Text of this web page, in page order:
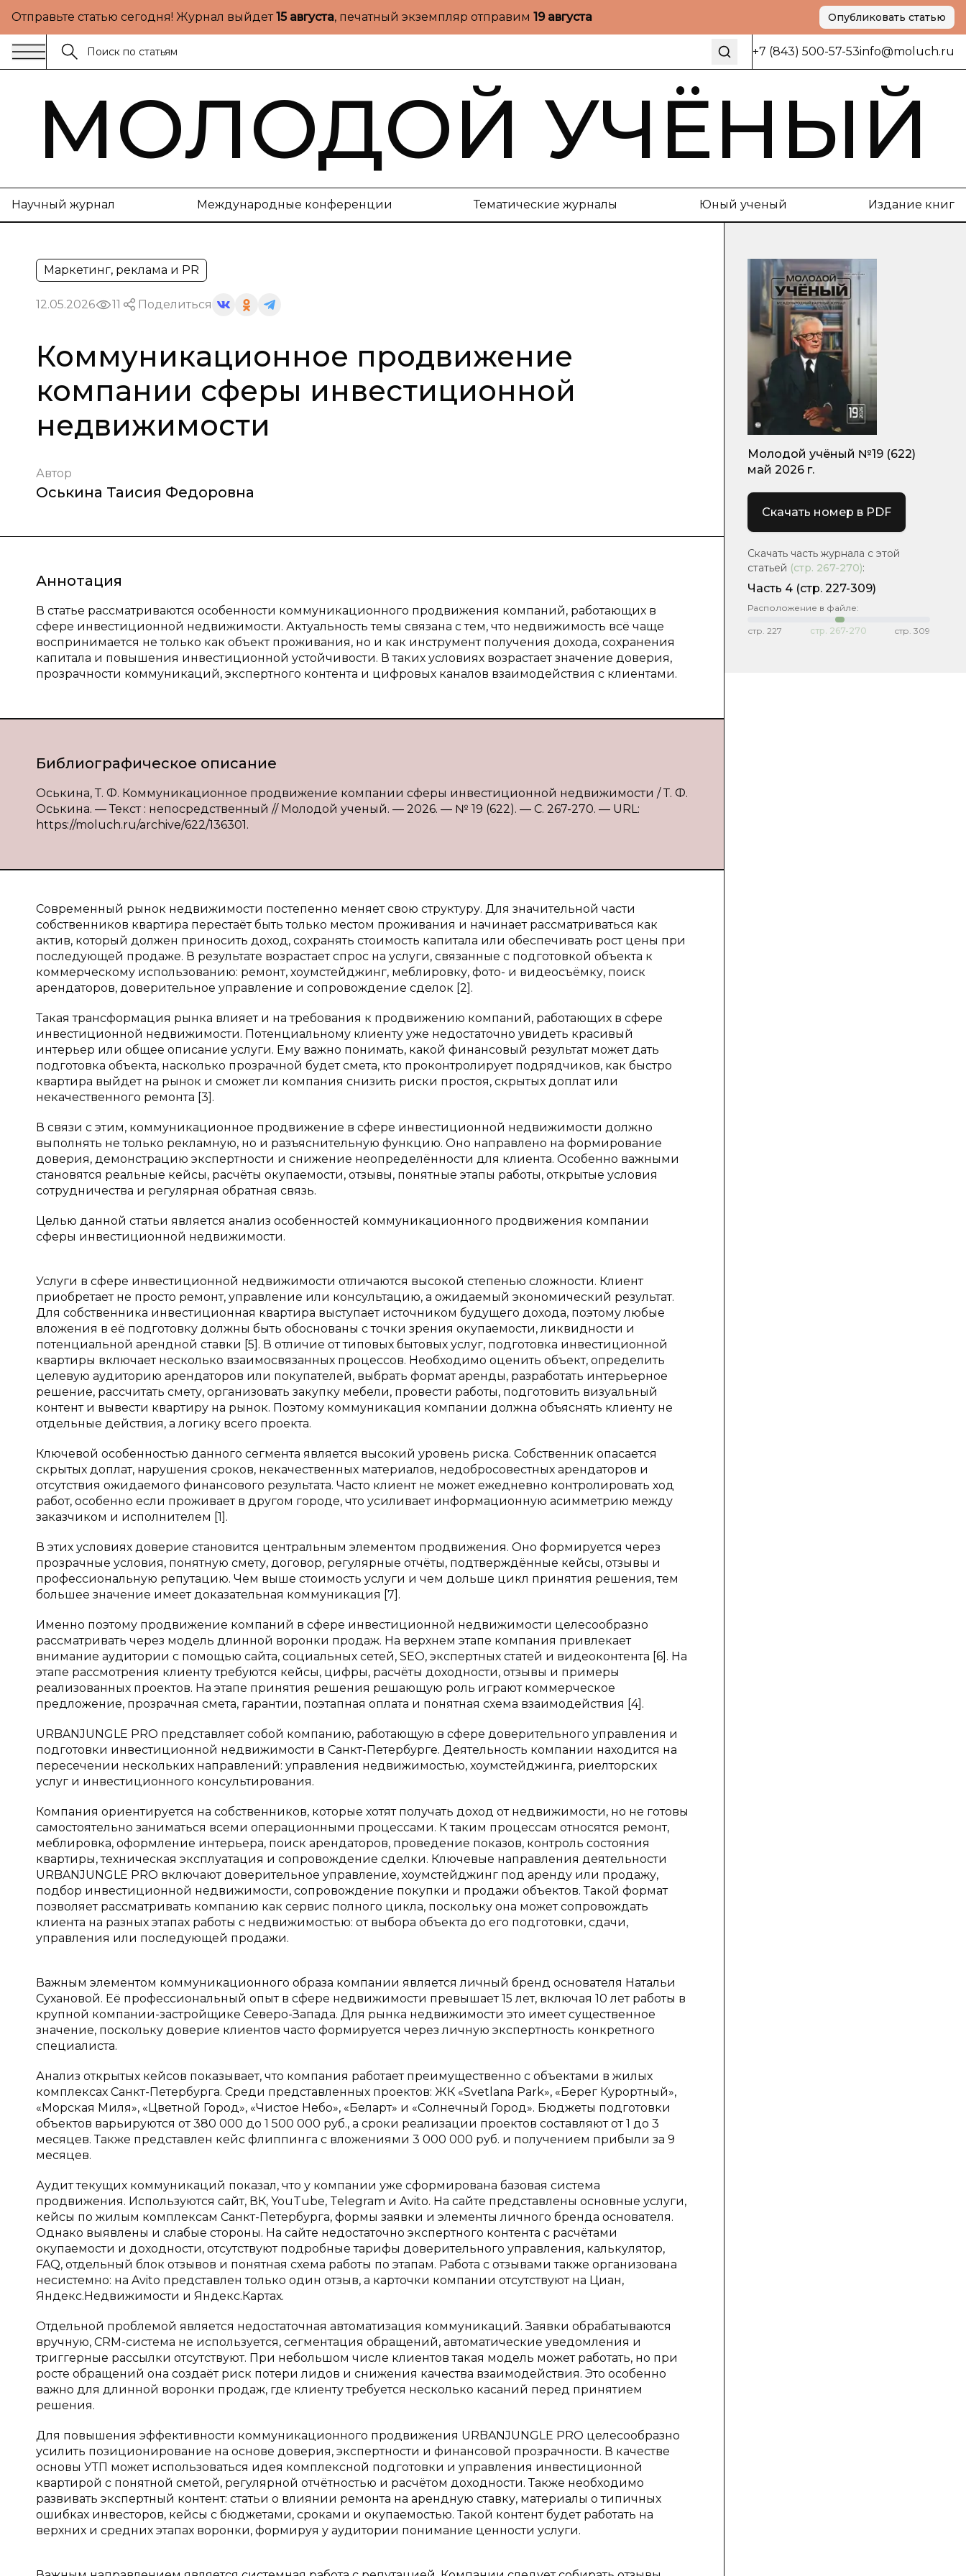
Отправьте статью сегодня! Журнал выйдет15 августа, печатный экземпляр отправим 19 августа Опубликовать статью
+7 (843) 500-57-53info@moluch.ru
МОЛОДОЙ УЧЁНЫЙ
Научный журнал Международные конференции Тематические журналы Юный ученый Издание книг
Маркетинг, реклама и PR
12.05.2026 11 Поделиться
Коммуникационное продвижение
компании сферы инвестиционной
недвижимости
Автор
Оськина Таисия Федоровна
Аннотация
В статье рассматриваются особенности коммуникационного продвижения компаний, работающих в
сфере инвестиционной недвижимости. Актуальность темы связана с тем, что недвижимость всё чаще
воспринимается не только как объект проживания, но и как инструмент получения дохода, сохранения
капитала и повышения инвестиционной устойчивости. В таких условиях возрастает значение доверия,
прозрачности коммуникаций, экспертного контента и цифровых каналов взаимодействия с клиентами.
Библиографическое описание
Оськина, Т. Ф. Коммуникационное продвижение компании сферы инвестиционной недвижимости / Т. Ф.
Оськина. — Текст : непосредственный // Молодой ученый. — 2026. — № 19 (622). — С. 267-270. — URL:
https://moluch.ru/archive/622/136301.
Современный рынок недвижимости постепенно меняет свою структуру. Для значительной части
собственников квартира перестаёт быть только местом проживания и начинает рассматриваться как
актив, который должен приносить доход, сохранять стоимость капитала или обеспечивать рост цены при
последующей продаже. В результате возрастает спрос на услуги, связанные с подготовкой объекта к
коммерческому использованию: ремонт, хоумстейджинг, меблировку, фото- и видеосъёмку, поиск
арендаторов, доверительное управление и сопровождение сделок [2].
Такая трансформация рынка влияет и на требования к продвижению компаний, работающих в сфере
инвестиционной недвижимости. Потенциальному клиенту уже недостаточно увидеть красивый
интерьер или общее описание услуги. Ему важно понимать, какой финансовый результат может дать
подготовка объекта, насколько прозрачной будет смета, кто проконтролирует подрядчиков, как быстро
квартира выйдет на рынок и сможет ли компания снизить риски простоя, скрытых доплат или
некачественного ремонта [3].
В связи с этим, коммуникационное продвижение в сфере инвестиционной недвижимости должно
выполнять не только рекламную, но и разъяснительную функцию. Оно направлено на формирование
доверия, демонстрацию экспертности и снижение неопределённости для клиента. Особенно важными
становятся реальные кейсы, расчёты окупаемости, отзывы, понятные этапы работы, открытые условия
сотрудничества и регулярная обратная связь.
Целью данной статьи является анализ особенностей коммуникационного продвижения компании
сферы инвестиционной недвижимости.
Услуги в сфере инвестиционной недвижимости отличаются высокой степенью сложности. Клиент
приобретает не просто ремонт, управление или консультацию, а ожидаемый экономический результат.
Для собственника инвестиционная квартира выступает источником будущего дохода, поэтому любые
вложения в её подготовку должны быть обоснованы с точки зрения окупаемости, ликвидности и
потенциальной арендной ставки [5]. В отличие от типовых бытовых услуг, подготовка инвестиционной
квартиры включает несколько взаимосвязанных процессов. Необходимо оценить объект, определить
целевую аудиторию арендаторов или покупателей, выбрать формат аренды, разработать интерьерное
решение, рассчитать смету, организовать закупку мебели, провести работы, подготовить визуальный
контент и вывести квартиру на рынок. Поэтому коммуникация компании должна объяснять клиенту не
отдельные действия, а логику всего проекта.
Ключевой особенностью данного сегмента является высокий уровень риска. Собственник опасается
скрытых доплат, нарушения сроков, некачественных материалов, недобросовестных арендаторов и
отсутствия ожидаемого финансового результата. Часто клиент не может ежедневно контролировать ход
работ, особенно если проживает в другом городе, что усиливает информационную асимметрию между
заказчиком и исполнителем [1].
В этих условиях доверие становится центральным элементом продвижения. Оно формируется через
прозрачные условия, понятную смету, договор, регулярные отчёты, подтверждённые кейсы, отзывы и
профессиональную репутацию. Чем выше стоимость услуги и чем дольше цикл принятия решения, тем
большее значение имеет доказательная коммуникация [7].
Именно поэтому продвижение компаний в сфере инвестиционной недвижимости целесообразно
рассматривать через модель длинной воронки продаж. На верхнем этапе компания привлекает
внимание аудитории с помощью сайта, социальных сетей, SEO, экспертных статей и видеоконтента [6]. На
этапе рассмотрения клиенту требуются кейсы, цифры, расчёты доходности, отзывы и примеры
реализованных проектов. На этапе принятия решения решающую роль играют коммерческое
предложение, прозрачная смета, гарантии, поэтапная оплата и понятная схема взаимодействия [4].
URBANJUNGLE PRO представляет собой компанию, работающую в сфере доверительного управления и
подготовки инвестиционной недвижимости в Санкт-Петербурге. Деятельность компании находится на
пересечении нескольких направлений: управления недвижимостью, хоумстейджинга, риелторских
услуг и инвестиционного консультирования.
Компания ориентируется на собственников, которые хотят получать доход от недвижимости, но не готовы
самостоятельно заниматься всеми операционными процессами. К таким процессам относятся ремонт,
меблировка, оформление интерьера, поиск арендаторов, проведение показов, контроль состояния
квартиры, техническая эксплуатация и сопровождение сделки. Ключевые направления деятельности
URBANJUNGLE PRO включают доверительное управление, хоумстейджинг под аренду или продажу,
подбор инвестиционной недвижимости, сопровождение покупки и продажи объектов. Такой формат
позволяет рассматривать компанию как сервис полного цикла, поскольку она может сопровождать
клиента на разных этапах работы с недвижимостью: от выбора объекта до его подготовки, сдачи,
управления или последующей продажи.
Важным элементом коммуникационного образа компании является личный бренд основателя Натальи
Сухановой. Её профессиональный опыт в сфере недвижимости превышает 15 лет, включая 10 лет работы в
крупной компании-застройщике Северо-Запада. Для рынка недвижимости это имеет существенное
значение, поскольку доверие клиентов часто формируется через личную экспертность конкретного
специалиста.
Анализ открытых кейсов показывает, что компания работает преимущественно с объектами в жилых
комплексах Санкт-Петербурга. Среди представленных проектов: ЖК «Svetlana Park», «Берег Курортный»,
«Морская Миля», «Цветной Город», «Чистое Небо», «Беларт» и «Солнечный Город». Бюджеты подготовки
объектов варьируются от 380 000 до 1 500 000 руб., а сроки реализации проектов составляют от 1 до 3
месяцев. Также представлен кейс флиппинга с вложениями 3 000 000 руб. и получением прибыли за 9
месяцев.
Аудит текущих коммуникаций показал, что у компании уже сформирована базовая система
продвижения. Используются сайт, ВК, YouTube, Telegram и Avito. На сайте представлены основные услуги,
кейсы по жилым комплексам Санкт-Петербурга, формы заявки и элементы личного бренда основателя.
Однако выявлены и слабые стороны. На сайте недостаточно экспертного контента с расчётами
окупаемости и доходности, отсутствуют подробные тарифы доверительного управления, калькулятор,
FAQ, отдельный блок отзывов и понятная схема работы по этапам. Работа с отзывами также организована
несистемно: на Avito представлен только один отзыв, а карточки компании отсутствуют на Циан,
Яндекс.Недвижимости и Яндекс.Картах.
Отдельной проблемой является недостаточная автоматизация коммуникаций. Заявки обрабатываются
вручную, CRM-система не используется, сегментация обращений, автоматические уведомления и
триггерные рассылки отсутствуют. При небольшом числе клиентов такая модель может работать, но при
росте обращений она создаёт риск потери лидов и снижения качества взаимодействия. Это особенно
важно для длинной воронки продаж, где клиенту требуется несколько касаний перед принятием
решения.
Для повышения эффективности коммуникационного продвижения URBANJUNGLE PRO целесообразно
усилить позиционирование на основе доверия, экспертности и финансовой прозрачности. В качестве
основы УТП может использоваться идея комплексной подготовки и управления инвестиционной
квартирой с понятной сметой, регулярной отчётностью и расчётом доходности. Также необходимо
развивать экспертный контент: статьи о влиянии ремонта на арендную ставку, материалы о типичных
ошибках инвесторов, кейсы с бюджетами, сроками и окупаемостью. Такой контент будет работать на
верхних и средних этапах воронки, формируя у аудитории понимание ценности услуги.
Молодой учёный №19 (622)
май 2026 г.
Скачать номер в PDF
Скачать часть журнала с этой
статьей (стр. 267-270):
Часть 4 (стр. 227-309)
Расположение в файле:
стр. 227 стр. 267-270 стр. 309